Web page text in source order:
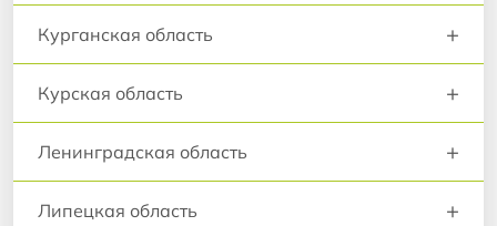
Курганская область +
Курская область +
Ленинградская область +
Липецкая область +